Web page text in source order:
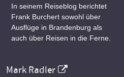
In seinem Reiseblog berichtet
Frank Burchert sowohl über
Ausflüge in Brandenburg als
auch über Reisen in die Ferne.
Mark Radler